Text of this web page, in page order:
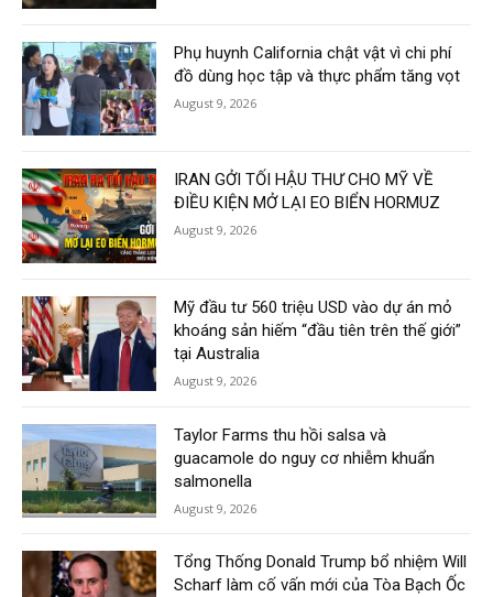
Phụ huynh California chật vật vì chi phí
đồ dùng học tập và thực phẩm tăng vọt
August 9, 2026
IRAN GỞI TỐI HẬU THƯ CHO MỸ VỀ
ĐIỀU KIỆN MỞ LẠI EO BIỂN HORMUZ
August 9, 2026
Mỹ đầu tư 560 triệu USD vào dự án mỏ
khoáng sản hiếm “đầu tiên trên thế giới”
tại Australia
August 9, 2026
Taylor Farms thu hồi salsa và
guacamole do nguy cơ nhiễm khuẩn
salmonella
August 9, 2026
Tổng Thống Donald Trump bổ nhiệm Will
Scharf làm cố vấn mới của Tòa Bạch Ốc